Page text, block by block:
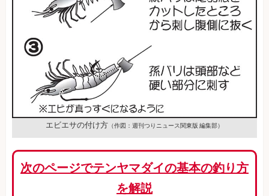
エビエサの付け方 （作図：週刊つりニュース関東版 編集部）
次のページでテンヤマダイの基本の釣り方
を解説